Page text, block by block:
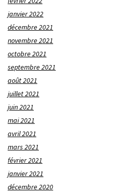
janvier 2022
décembre 2021
novembre 2021
octobre 2021
septembre 2021
août 2021
juillet 2021
juin 2021
mai 2021
avril 2021
mars 2021
février 2021
janvier 2021
décembre 2020